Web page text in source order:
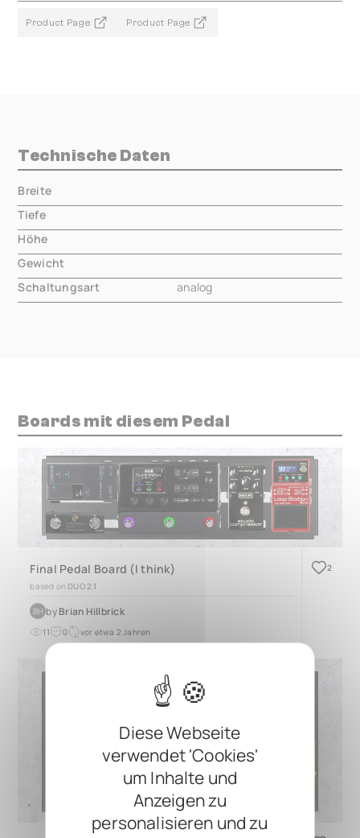
Diese Webseite
verwendet 'Cookies'
um Inhalte und
Anzeigen zu
personalisieren und zu
Product Page Product Page
Technische Daten
Breite
Tiefe
Höhe
Gewicht
Schaltungsart
analog
Boards mit diesem Pedal
Final Pedal Board (I think)
based on DUO 2.1
BH byBrian Hillbrick
11 0 vor etwa 2 Jahren
2